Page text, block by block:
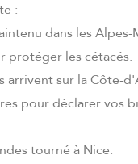
:
dans les
protéger les cétacés.
arrivent sur la Côte-
pour déclarer vos
tourné à Nice.